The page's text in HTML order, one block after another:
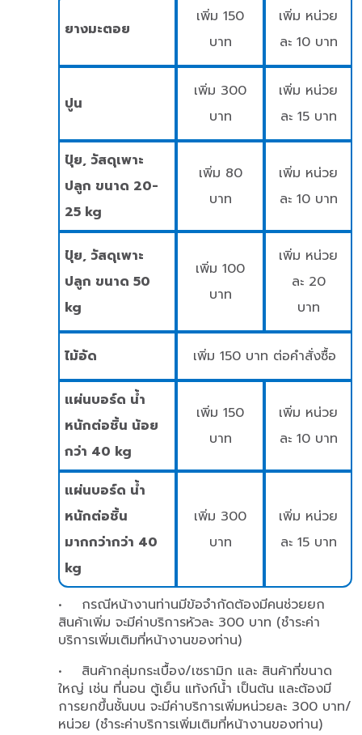
ยางมะตอย
เพิ่ม 150
บาท
เพิ่ม หน่วย
ละ 10 บาท
ปูน
เพิ่ม 300
บาท
เพิ่ม หน่วย
ละ 15 บาท
ปุ๋ย, วัสดุเพาะ
ปลูก ขนาด 20-
25 kg
เพิ่ม 80
บาท
เพิ่ม หน่วย
ละ 10 บาท
ปุ๋ย, วัสดุเพาะ
ปลูก ขนาด 50
kg
เพิ่ม 100
บาท
เพิ่ม หน่วย
ละ 20
บาท
ไม้อัด เพิ่ม 150 บาท ต่อคำสั่งซื้อ
แผ่นบอร์ด น้ำ
หนักต่อชิ้น น้อย
กว่า 40 kg
เพิ่ม 150
บาท
เพิ่ม หน่วย
ละ 10 บาท
แผ่นบอร์ด น้ำ
หนักต่อชิ้น
มากกว่ากว่า 40
kg
เพิ่ม 300
บาท
เพิ่ม หน่วย
ละ 15 บาท
• กรณีหน้างานท่านมีข้อจำกัดต้องมีคนช่วยยก
สินค้าเพิ่ม จะมีค่าบริการหัวละ 300 บาท (ชำระค่า
บริการเพิ่มเติมที่หน้างานของท่าน)
• สินค้ากลุ่มกระเบื้อง/เซรามิก และ สินค้าที่ขนาด
ใหญ่ เช่น ที่นอน ตู้เย็น แท้งก์น้ำ เป็นต้น และต้องมี
การยกขึ้นชั้นบน จะมีค่าบริการเพิ่มหน่วยละ 300 บาท/
หน่วย (ชำระค่าบริการเพิ่มเติมที่หน้างานของท่าน)